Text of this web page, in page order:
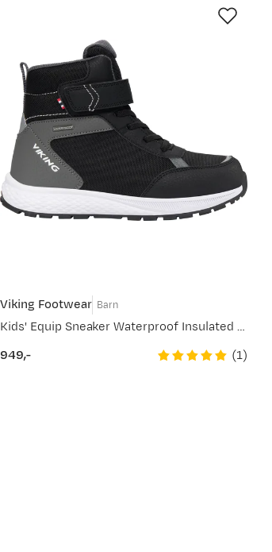
Viking Footwear Barn
Kids' Equip Sneaker Waterproof Insulated Black/Grey
price
949,- (1)